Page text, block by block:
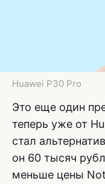
Huawei P30 Pro
Это еще один
теперь уже от
стал
он 60 тысяч
меньше цены